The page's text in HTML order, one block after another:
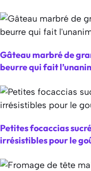
Gâteau marbré de
beurre qui fait
Petites focaccias
irrésistibles pour le